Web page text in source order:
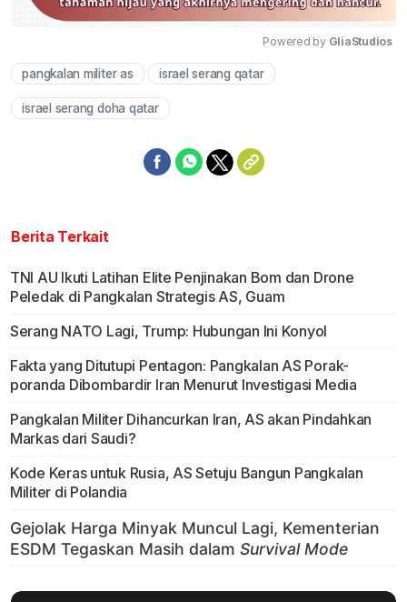
Powered by GliaStudios
pangkalan militer as israel serang qatar
israel serang doha qatar
Berita Terkait
TNI AU Ikuti Latihan Elite Penjinakan Bom dan Drone
Peledak di Pangkalan Strategis AS, Guam
Serang NATO Lagi, Trump: Hubungan Ini Konyol
Fakta yang Ditutupi Pentagon: Pangkalan AS Porak-
poranda Dibombardir Iran Menurut Investigasi Media
Pangkalan Militer Dihancurkan Iran, AS akan Pindahkan
Markas dari Saudi?
Kode Keras untuk Rusia, AS Setuju Bangun Pangkalan
Militer di Polandia